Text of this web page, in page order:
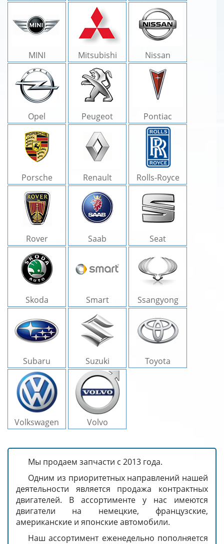
MINI Mitsubishi Nissan
Opel Peugeot Pontiac
Porsche Renault Rolls-Royce
Rover Saab Seat
Skoda Smart Ssangyong
Subaru Suzuki Toyota
Volkswagen Volvo
Мы продаем запчасти с 2013 года.
Одним из приоритетных направлений нашей
деятельности является продажа контрактных
двигателей. В ассортименте у нас имеются
двигатели на немецкие, французские,
американские и японские автомобили.
Наш ассортимент еженедельно пополняется